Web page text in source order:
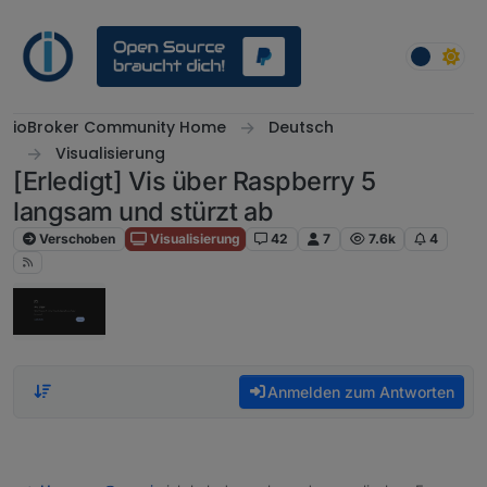
ioBroker Community Home
Deutsch
Visualisierung
[Erledigt] Vis über Raspberry 5
langsam und stürzt ab
Verschoben Visualisierung 42 7 7.6k 4
Anmelden zum Antworten